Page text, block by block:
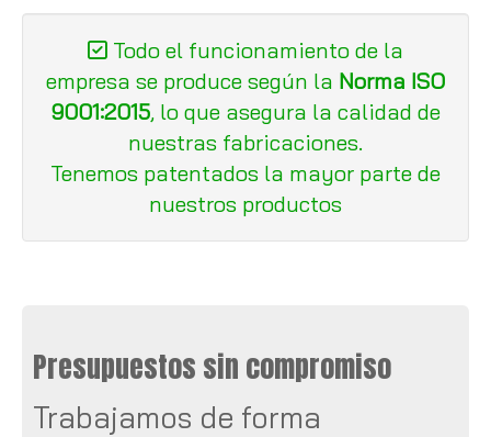
Todo el funcionamiento de la
empresa se produce según la Norma ISO
9001:2015, lo que asegura la calidad de
nuestras fabricaciones.
Tenemos patentados la mayor parte de
nuestros productos
Presupuestos sin compromiso
jumbotron
Trabajamos de forma